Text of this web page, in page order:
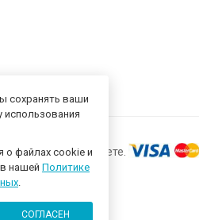
сохранять ваши
использования
о файлах cookie и
нашей Политике
.
СОГЛАСЕН